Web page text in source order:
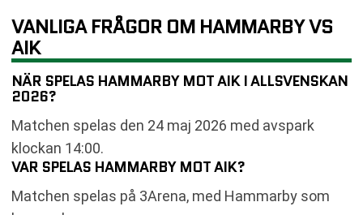
VANLIGA FRÅGOR OM HAMMARBY VS
AIK
NÄR SPELAS HAMMARBY MOT AIK I ALLSVENSKAN
2026?
Matchen spelas den 24 maj 2026 med avspark
klockan 14:00.
VAR SPELAS HAMMARBY MOT AIK?
Matchen spelas på 3Arena, med Hammarby som